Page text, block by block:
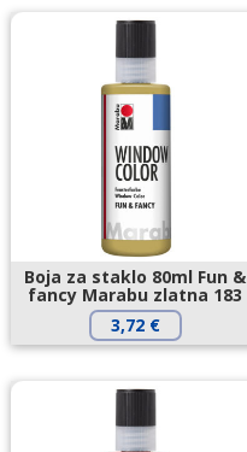
Boja za staklo 80ml Fun &
fancy Marabu zlatna 183
3,72 €